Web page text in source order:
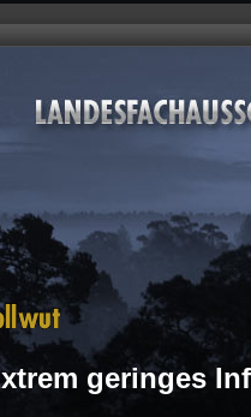
geringes